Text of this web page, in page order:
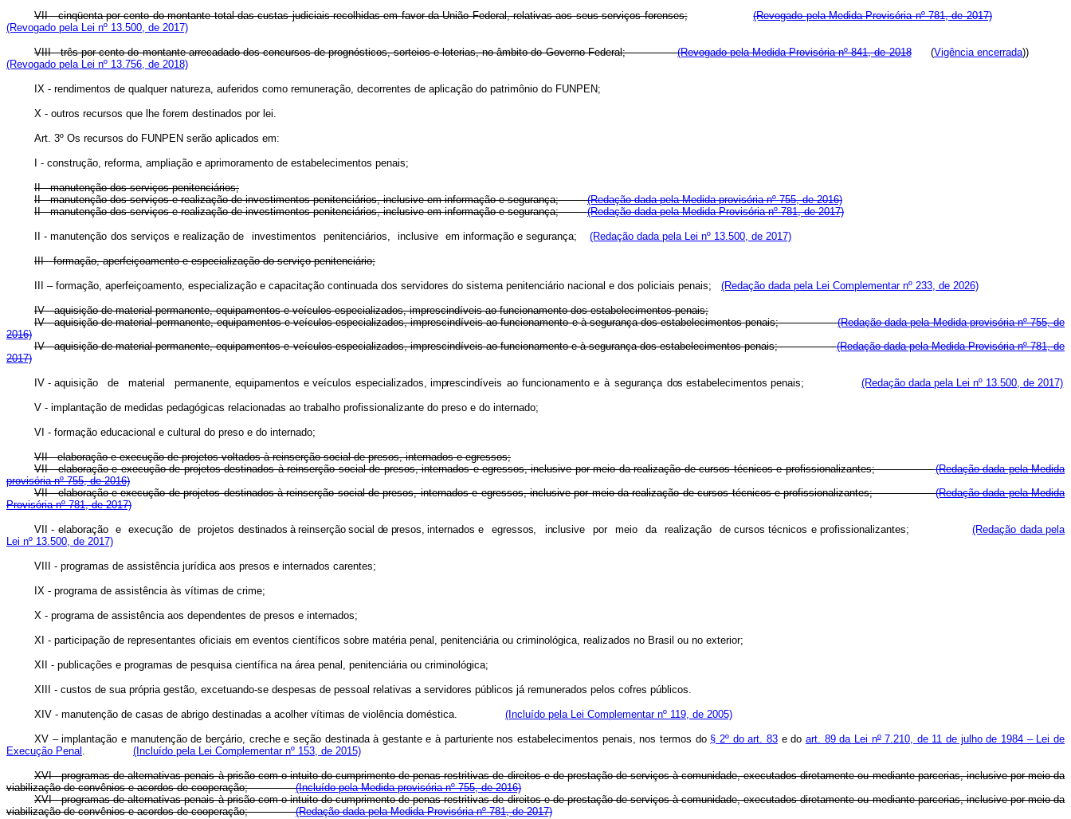
VII - cinqüenta por cento do montante total das custas judiciais recolhidas em favor da União Federal, relativas aos seus serviços forenses;
(Revogado pela Medida Provisória nº 781, de 2017)
(Revogado pela Lei nº 13.500, de 2017)
VIII - três por cento do montante arrecadado dos concursos de prognósticos, sorteios e loterias, no âmbito do Governo Federal;(Revogado pela Medida Provisória nº 841, de 2018(Vigência encerrada))
(Revogado pela Lei nº 13.756, de 2018)
IX - rendimentos de qualquer natureza, auferidos como remuneração, decorrentes de aplicação do patrimônio do FUNPEN;
X - outros recursos que lhe forem destinados por lei.
Art. 3º Os recursos do FUNPEN serão aplicados em:
I - construção, reforma, ampliação e aprimoramento de estabelecimentos penais;
II - manutenção dos serviços penitenciários;
II - manutenção dos serviços e realização de investimentos penitenciários, inclusive em informação e segurança;(Redação dada pela Medida provisória nº 755, de 2016)
II - manutenção dos serviços e realização de investimentos penitenciários, inclusive em informação e segurança;(Redação dada pela Medida Provisória nº 781, de 2017)
II - manutenção dos serviços e realização de investimentos penitenciários, inclusive em informação e segurança; (Redação dada pela Lei nº 13.500, de 2017)
III - formação, aperfeiçoamento e especialização do serviço penitenciário;
III – formação, aperfeiçoamento, especialização e capacitação continuada dos servidores do sistema penitenciário nacional e dos policiais penais; (Redação dada pela Lei Complementar nº 233, de 2026)
IV - aquisição de material permanente, equipamentos e veículos especializados, imprescindíveis ao funcionamento dos estabelecimentos penais;
IV - aquisição de material permanente, equipamentos e veículos especializados, imprescindíveis ao funcionamento e à segurança dos estabelecimentos penais;(Redação dada pela Medida provisória nº 755, de
2016)
IV - aquisição de material permanente, equipamentos e veículos especializados, imprescindíveis ao funcionamento e à segurança dos estabelecimentos penais;(Redação dada pela Medida Provisória nº 781, de
2017)
IV - aquisição de material permanente, equipamentos e veículos especializados, imprescindíveis ao funcionamento e à segurança dosestabelecimentos penais; (Redação dada pela Lei nº 13.500, de 2017)
V - implantação de medidas pedagógicas relacionadas ao trabalho profissionalizante do preso e do internado;
VI - formação educacional e cultural do preso e do internado;
VII - elaboração e execução de projetos voltados à reinserção social de presos, internados e egressos;
VII - elaboração e execução de projetos destinados à reinserção social de presos, internados e egressos, inclusive por meio da realização de cursos técnicos e profissionalizantes;(Redação dada pela Medida
provisória nº 755, de 2016)
VII - elaboração e execução de projetos destinados à reinserção social de presos, internados e egressos, inclusive por meio da realização de cursos técnicos e profissionalizantes;(Redação dada pela Medida
Provisória nº 781, de 2017)
VII - elaboração e execução de projetos destinados à reinserção social de presos, internados e egressos, inclusive por meio da realização decursos técnicos e profissionalizantes;
(Redação dada pela
Lei nº 13.500, de 2017)
VIII - programas de assistência jurídica aos presos e internados carentes;
IX - programa de assistência às vítimas de crime;
X - programa de assistência aos dependentes de presos e internados;
XI - participação de representantes oficiais em eventos científicos sobre matéria penal, penitenciária ou criminológica, realizados no Brasil ou no exterior;
XII - publicações e programas de pesquisa científica na área penal, penitenciária ou criminológica;
XIII - custos de sua própria gestão, excetuando-se despesas de pessoal relativas a servidores públicos já remunerados pelos cofres públicos.
XIV - manutenção de casas de abrigo destinadas a acolher vítimas de violência doméstica. (Incluído pela Lei Complementar nº 119, de 2005)
XV – implantação e manutenção de berçário, creche e seção destinada à gestante e à parturiente nos estabelecimentos penais, nos termos do § 2º do art. 83e do art. 89 da Lei nº7.210, de 11 de julho de 1984 – Lei de
Execução Penal . (Incluído pela Lei Complementar nº 153, de 2015)
XVI - programas de alternativas penais à prisão com o intuito do cumprimento de penas restritivas de direitos e de prestação de serviços à comunidade, executados diretamente ou mediante parcerias, inclusive por meio da
viabilização de convênios e acordos de cooperação;(Incluído pela Medida provisória nº 755, de 2016)
XVI - programas de alternativas penais à prisão com o intuito do cumprimento de penas restritivas de direitos e de prestação de serviços à comunidade, executados diretamente ou mediante parcerias, inclusive por meio da
viabilização de convênios e acordos de cooperação;(Redação dada pela Medida Provisória nº 781, de 2017)